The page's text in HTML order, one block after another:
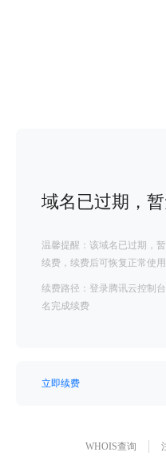
域名已过期，
温馨提醒：该域名已过期，
续费，续费后可恢复正常使用
续费路径：登录腾讯云控制
名完成续费
立即续费
WHOIS查询